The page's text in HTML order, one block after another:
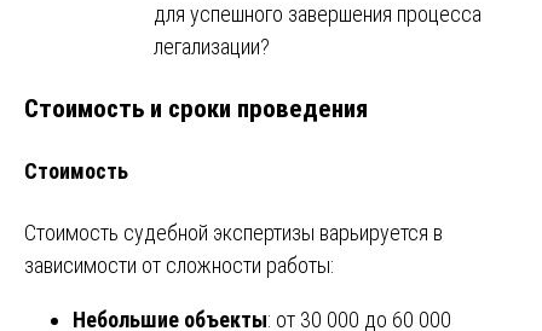
для успешного завершения процесса
легализации?
Стоимость и сроки проведения
Стоимость
Стоимость судебной экспертизы варьируется в
зависимости от сложности работы:
Небольшие объекты: от 30 000 до 60 000